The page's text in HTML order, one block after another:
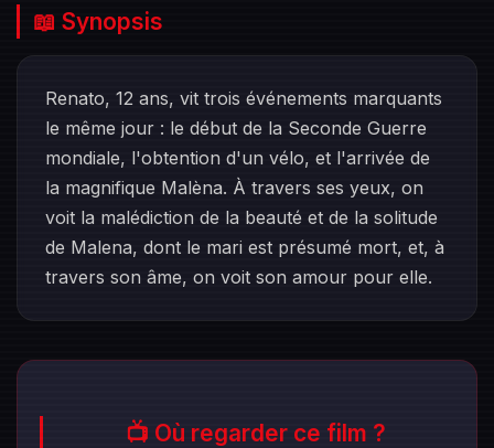
📖 Synopsis
Renato, 12 ans, vit trois événements marquants
le même jour : le début de la Seconde Guerre
mondiale, l'obtention d'un vélo, et l'arrivée de
la magnifique Malèna. À travers ses yeux, on
voit la malédiction de la beauté et de la solitude
de Malena, dont le mari est présumé mort, et, à
travers son âme, on voit son amour pour elle.
📺 Où regarder ce film ?